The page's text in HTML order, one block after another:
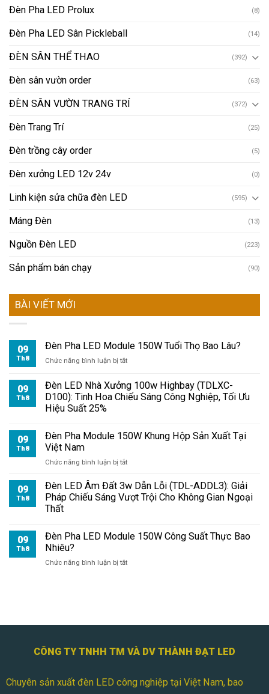
Đèn Pha LED Prolux (8)
Đèn Pha LED Sân Pickleball (14)
ĐÈN SÂN THỂ THAO (392)
Đèn sân vườn order (63)
ĐÈN SÂN VƯỜN TRANG TRÍ (372)
Đèn Trang Trí (25)
Đèn trồng cây order (5)
Đèn xưởng LED 12v 24v (0)
Linh kiện sửa chữa đèn LED (595)
Máng Đèn (13)
Nguồn Đèn LED (223)
Sản phẩm bán chạy (90)
BÀI VIẾT MỚI
09
Th8
Đèn Pha LED Module 150W Tuổi Thọ Bao Lâu?
Chức năng bình luận bị tắtở
Pha
LED
Module
Thọ
09
Th8
Đèn LED Nhà Xưởng 100w Highbay (TDLXC-
D100): Tinh Hoa Chiếu Sáng Công Nghiệp, Tối Ưu
Hiệu Suất 25%
09
Th8
Đèn Pha Module 150W Khung Hộp Sản Xuất Tại
Việt Nam
Chức năng bình luận bị tắtở
Pha
Module
150W
Sản
09
Th8
Đèn LED Âm Đất 3w Dẫn Lỗi (TDL-ADDL3): Giải
Pháp Chiếu Sáng Vượt Trội Cho Không Gian Ngoại
Thất
09
Th8
Đèn Pha LED Module 150W Công Suất Thực Bao
Nhiêu?
Chức năng bình luận bị tắtở
Công
Thực
CÔNG TY TNHH TM VÀ DV THÀNH ĐẠT LED
Chuyên sản xuất đèn LED công nghiệp tại Việt Nam, bao